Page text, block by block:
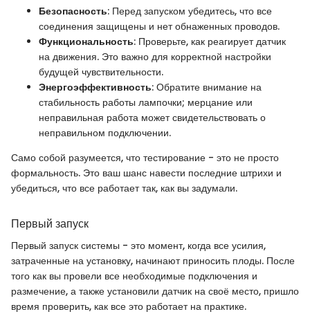
Безопасность: Перед запуском убедитесь, что все
соединения защищены и нет обнаженных проводов.
Функциональность: Проверьте, как реагирует датчик
на движения. Это важно для корректной настройки
будущей чувствительности.
Энергоэффективность: Обратите внимание на
стабильность работы лампочки; мерцание или
неправильная работа может свидетельствовать о
неправильном подключении.
Само собой разумеется, что тестирование - это не просто
формальность. Это ваш шанс навести последние штрихи и
убедиться, что все работает так, как вы задумали.
Первый запуск
Первый запуск системы - это момент, когда все усилия,
затраченные на установку, начинают приносить плоды. После
того как вы провели все необходимые подключения и
размечение, а также установили датчик на своё место, пришло
время проверить, как все это работает на практике.